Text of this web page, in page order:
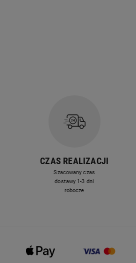
CZAS REALIZACJI
Szacowany czas
dostawy 1-3 dni
robocze